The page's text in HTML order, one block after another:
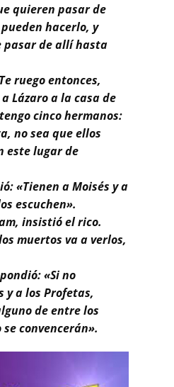
quieren pasar de
hacerlo, y
pasar de allí hasta
ruego entonces,
Lázaro a la casa de
cinco hermanos:
no sea que ellos
este lugar de
«Tienen a Moisés y a
escuchen».
insistió el rico.
muertos va a verlos,
«Si no
y a los Profetas,
de entre los
convencerán».